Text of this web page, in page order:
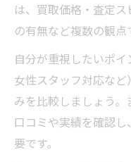
は、買取価格・査定
の有無など複数の観点
自分が重視したいポイ
女性スタッフ対応な
みを比較しましょう
口コミや実績を確認
要です。